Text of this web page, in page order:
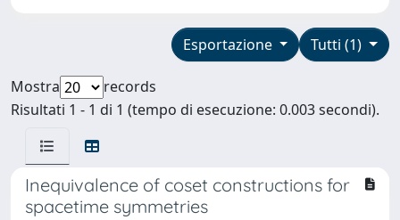
Tutti (1)
Esportazione
Mostra
records
Risultati 1 - 1 di 1 (tempo di esecuzione: 0.003 secondi).
Inequivalence of coset constructions for
spacetime symmetries